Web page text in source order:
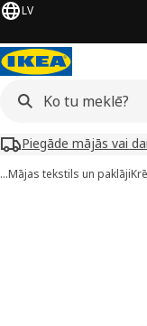
LV
Piegāde mājās vai
…Mājas tekstils un paklāji